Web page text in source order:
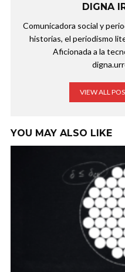
DIGNA
Comunicadora social y
historias, el periodismo
Aficionada a la
VIEW ALL
YOU MAY ALSO LIKE